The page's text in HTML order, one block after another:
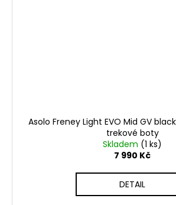
Asolo Freney Light EVO Mid GV
trekové boty
Skladem (1 ks)
7 990 Kč
DETAIL